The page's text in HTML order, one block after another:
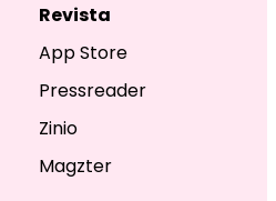
Revista
App Store
Pressreader
Zinio
Magzter